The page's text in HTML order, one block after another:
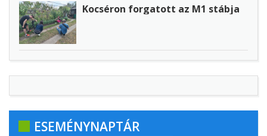
Kocséron forgatott az M1 stábja
ESEMÉNYNAPTÁR